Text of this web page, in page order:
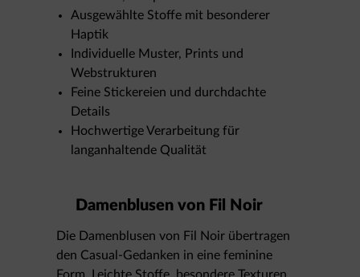
Ausgewählte Stoffe mit besonderer
Haptik
Individuelle Muster, Prints und
Webstrukturen
Feine Stickereien und durchdachte
Details
Hochwertige Verarbeitung für
langanhaltende Qualität
Damenblusen von Fil Noir
Die Damenblusen von Fil Noir übertragen
den Casual-Gedanken in eine feminine